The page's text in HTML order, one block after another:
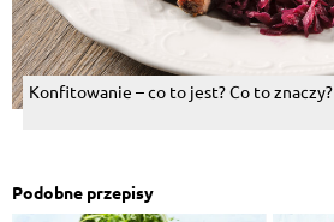
Konfitowanie – co to jest? Co to znaczy?
Podobne przepisy